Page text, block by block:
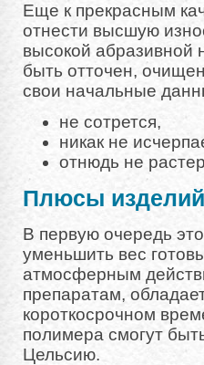
Еще к прекрасным
отнести высшую
высокой абразивной
быть отточен,
свои начальные
не сотрется,
никак не
отнюдь не
Плюсы
В первую очередь
уменьшить вес
атмосферным
препаратам,
короткосрочном
полимера смогут
Цельсию.